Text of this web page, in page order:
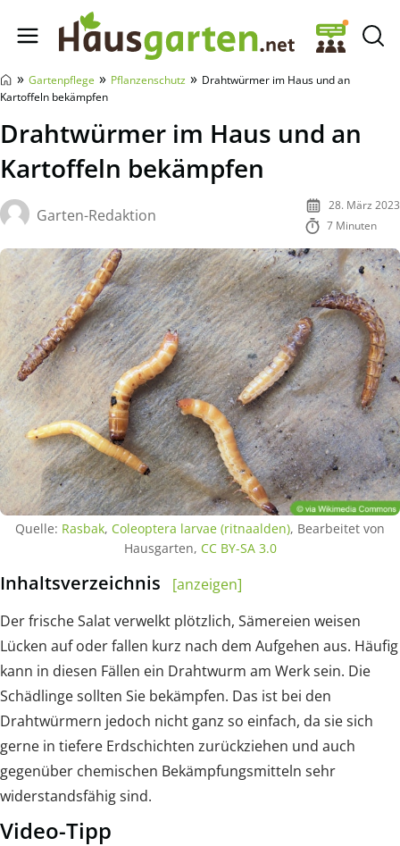
Hausgarten.net
» Gartenpflege » Pflanzenschutz » Drahtwürmer im Haus und an
Kartoffeln bekämpfen
Drahtwürmer im Haus und an
Kartoffeln bekämpfen
Garten-Redaktion
28. März 2023
7 Minuten
Quelle: Rasbak, Coleoptera larvae (ritnaalden), Bearbeitet von
Hausgarten, CC BY-SA 3.0
Inhaltsverzeichnis
[anzeigen]
Der frische Salat verwelkt plötzlich, Sämereien weisen
Lücken auf oder fallen kurz nach dem Aufgehen aus. Häufig
kann in diesen Fällen ein Drahtwurm am Werk sein. Die
Schädlinge sollten Sie bekämpfen. Das ist bei den
Drahtwürmern jedoch nicht ganz so einfach, da sie sich
gerne in tiefere Erdschichten zurückziehen und auch
gegenüber chemischen Bekämpfungsmitteln sehr
widerstandsfähig sind.
Video-Tipp